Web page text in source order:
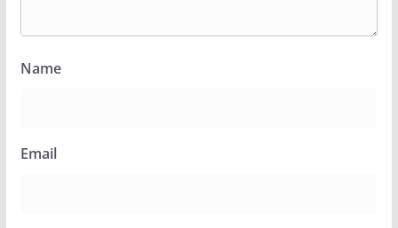
Name
Email